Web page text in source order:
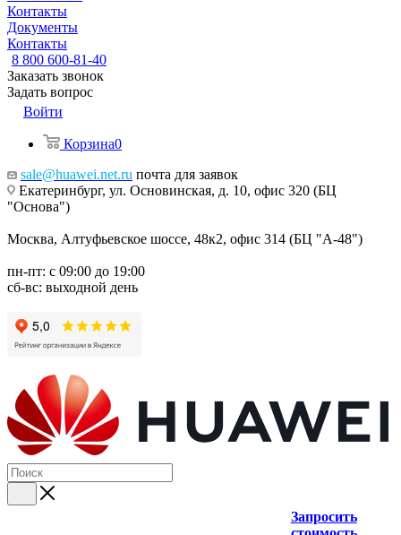
Контакты
Документы
Контакты
8 800 600-81-40
Заказать звонок
Задать вопрос
Войти
Корзина0
sale@huawei.net.ru почта для заявок
Екатеринбург, ул. Основинская, д. 10, офис 320 (БЦ
"Основа")
Москва, Алтуфьевское шоссе, 48к2, офис 314 (БЦ "А-48")
пн-пт: с 09:00 до 19:00
сб-вс: выходной день
Запросить